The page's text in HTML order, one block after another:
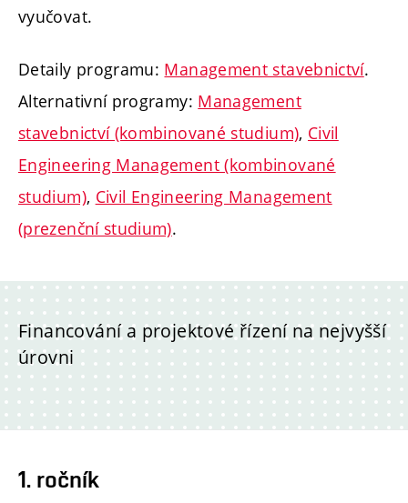
vyučovat.
Detaily programu: Management stavebnictví.
Alternativní programy: Management
stavebnictví (kombinované studium), Civil
Engineering Management (kombinované
studium), Civil Engineering Management
(prezenční studium).
Financování a projektové řízení na nejvyšší
úrovni
1. ročník